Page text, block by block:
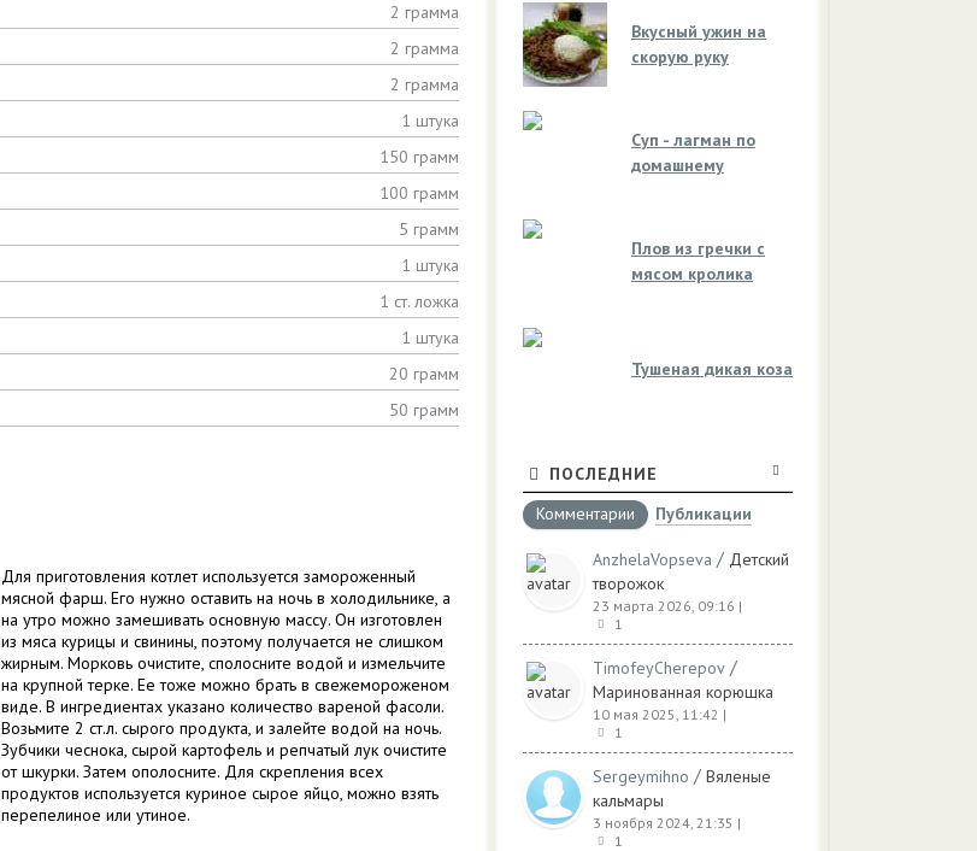
2 грамма
2 грамма
2 грамма
1 штука
150 грамм
100 грамм
5 грамм
1 штука
1 ст. ложка
1 штука
20 грамм
50 грамм
Для приготовления котлет используется замороженный
мясной фарш. Его нужно оставить на ночь в холодильнике, а
на утро можно замешивать основную массу. Он изготовлен
из мяса курицы и свинины, поэтому получается не слишком
жирным. Морковь очистите, сполосните водой и измельчите
на крупной терке. Ее тоже можно брать в свежемороженом
виде. В ингредиентах указано количество вареной фасоли.
Возьмите 2 ст.л. сырого продукта, и залейте водой на ночь.
Зубчики чеснока, сырой картофель и репчатый лук очистите
от шкурки. Затем ополосните. Для скрепления всех
продуктов используется куриное сырое яйцо, можно взять
перепелиное или утиное.
Вкусный ужин на
скорую руку
Суп - лагман по
домашнему
Плов из гречки с
мясом кролика
Тушеная дикая коза
ПОСЛЕДНИЕ
Комментарии
Публикации
AnzhelaVopseva / Детский
творожок
23 марта 2026, 09:16 |
1
TimofeyCherepov /
Маринованная корюшка
10 мая 2025, 11:42 |
1
Sergeymihno / Вяленые
кальмары
3 ноября 2024, 21:35 |
1